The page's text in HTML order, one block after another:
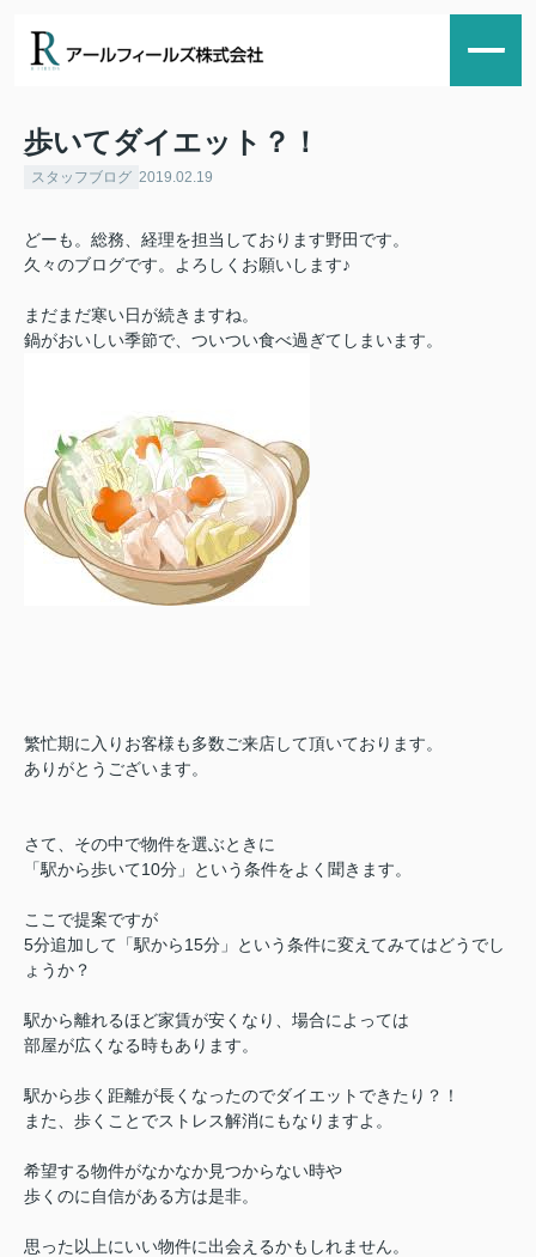
歩いてダイエット？！
スタッフブログ 2019.02.19
どーも。総務、経理を担当しております野田です。
久々のブログです。よろしくお願いします♪
まだまだ寒い日が続きますね。
鍋がおいしい季節で、ついつい食べ過ぎてしまいます。
繁忙期に入りお客様も多数ご来店して頂いております。
ありがとうございます。
さて、その中で物件を選ぶときに
「駅から歩いて10分」という条件をよく聞きます。
ここで提案ですが
5分追加して「駅から15分」という条件に変えてみてはどうでし
ょうか？
駅から離れるほど家賃が安くなり、場合によっては
部屋が広くなる時もあります。
駅から歩く距離が長くなったのでダイエットできたり？！
また、歩くことでストレス解消にもなりますよ。
希望する物件がなかなか見つからない時や
歩くのに自信がある方は是非。
思った以上にいい物件に出会えるかもしれません。